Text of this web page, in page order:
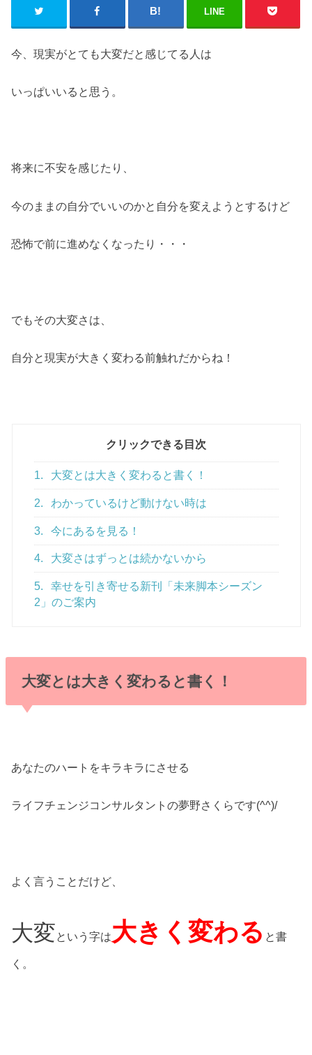
LINE
今、現実がとても大変だと感じてる人は
いっぱいいると思う。
将来に不安を感じたり、
今のままの自分でいいのかと自分を変えようとするけど
恐怖で前に進めなくなったり・・・
でもその大変さは、
自分と現実が大きく変わる前触れだからね！
クリックできる目次
1. 大変とは大きく変わると書く！
2. わかっているけど動けない時は
3. 今にあるを見る！
4. 大変さはずっとは続かないから
5.
幸せを引き寄せる新刊「未来脚本シーズン
2」のご案内
大変とは大きく変わると書く！
あなたのハートをキラキラにさせる
ライフチェンジコンサルタントの夢野さくらです(^^)/
よく言うことだけど、
大変 という字は大きく変わる と書
く。